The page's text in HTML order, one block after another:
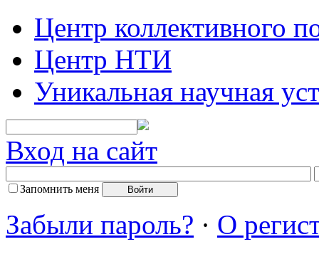
Центр коллективного
Центр НТИ
Уникальная научная
Вход на сайт
Запомнить меня
Забыли пароль? · О